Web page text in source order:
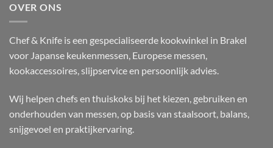
OVER ONS
Chef & Knife is een gespecialiseerde kookwinkel in Brakel
voor Japanse keukenmessen, Europese messen,
kookaccessoires, slijpservice en persoonlijk advies.
Wij helpen chefs en thuiskoks bij het kiezen, gebruiken en
onderhouden van messen, op basis van staalsoort, balans,
snijgevoel en praktijkervaring.